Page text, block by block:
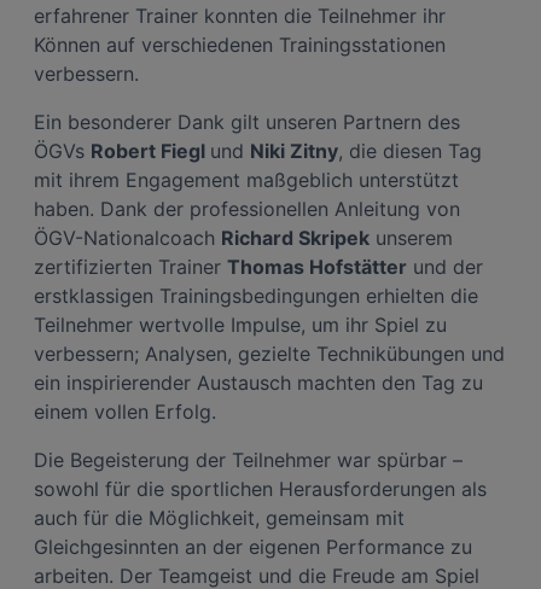
erfahrener Trainer konnten die Teilnehmer ihr
Können auf verschiedenen Trainingsstationen
verbessern.
Ein besonderer Dank gilt unseren Partnern des
ÖGVs Robert Fiegl und Niki Zitny, die diesen Tag
mit ihrem Engagement maßgeblich unterstützt
haben. Dank der professionellen Anleitung von
ÖGV-Nationalcoach Richard Skripek unserem
zertifizierten Trainer Thomas Hofstätter und der
erstklassigen Trainingsbedingungen erhielten die
Teilnehmer wertvolle Impulse, um ihr Spiel zu
verbessern; Analysen, gezielte Technikübungen und
ein inspirierender Austausch machten den Tag zu
einem vollen Erfolg.
Die Begeisterung der Teilnehmer war spürbar –
sowohl für die sportlichen Herausforderungen als
auch für die Möglichkeit, gemeinsam mit
Gleichgesinnten an der eigenen Performance zu
arbeiten. Der Teamgeist und die Freude am Spiel
Mit Klick auf „Zustimmen & fortfahren“ willigen Sie in die Verwendung
von unseren Cookies und auch von Drittanbietern (auch aus USA) ein.
Widerspruch gegen die Verarbeitung auf der Grundlage berechtigter
jeder Seite unten im Footer befinden.
Link zur Datenschutzrichtlinie
Impressum
Wir und unsere Partner verarbeiten Daten, um
aktiv abfragen. Speichern von oder Zugriff auf Informationen auf einem
und der Performance von Inhalten, Zielgruppenforschung sowie Entwicklung
Liste der Partner (Lieferanten)